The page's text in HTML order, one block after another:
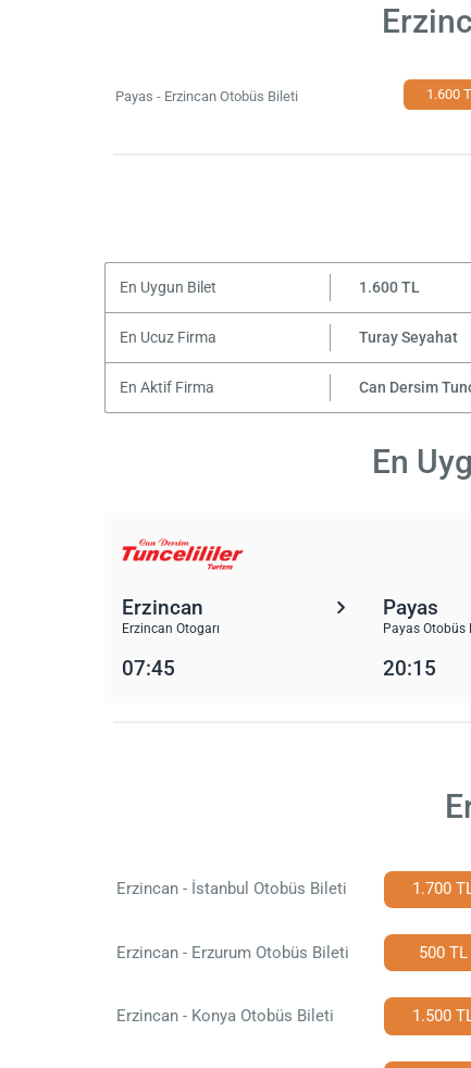
Payas - Erzincan Otobüs Bileti 1.600
En Uygun Bilet 1.600 TL
En Ucuz Firma Turay Seyahat
En Aktif Firma Can Dersim
En
Erzincan
Erzincan Otogarı
Payas
Payas Otobüs
07:45 20:15
Erzincan - İstanbul Otobüs Bileti 1.700
Erzincan - Erzurum Otobüs Bileti 500 TL
Erzincan - Konya Otobüs Bileti 1.500